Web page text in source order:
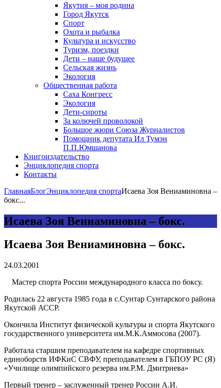
Якутия – моя родина
Город Якутск
Спорт
Охота и рыбалка
Культура и искусство
Туризм, поездки
Дети – наше будущее
Сельская жизнь
Экология
Общественная работа
Саха Конгресс
Экология
Дети-сироты
За колючей проволокой
Большое жюри Союза Журналистов
Помощник депутата Ил Тумэн
П.П.Юмшанова
Книгоиздательство
Энциклопедия спорта
Контакты
ГлавнаяБлогЭнциклопедия спортаИсаева Зоя Вениаминовна –
бокс...
Исаева Зоя Вениаминовна – бокс.
Исаева Зоя Вениаминовна – бокс.
24.03.2001
Мастер спорта России международного класса по боксу.
Родилась 22 августа 1985 года в с.Сунтар Сунтарского района
Якутской АССР.
Окончила Институт физической культуры и спорта Якутского
государственного университета им.М.К.Аммосова (2007).
Работала старшим преподавателем на кафедре спортивных
единоборств ИФКиС СВФУ, преподавателем в ГБПОУ РС (Я)
«Училище олимпийского резерва им.Р.М. Дмитриева»
Первый тренер – заслуженный тренер России А.И.